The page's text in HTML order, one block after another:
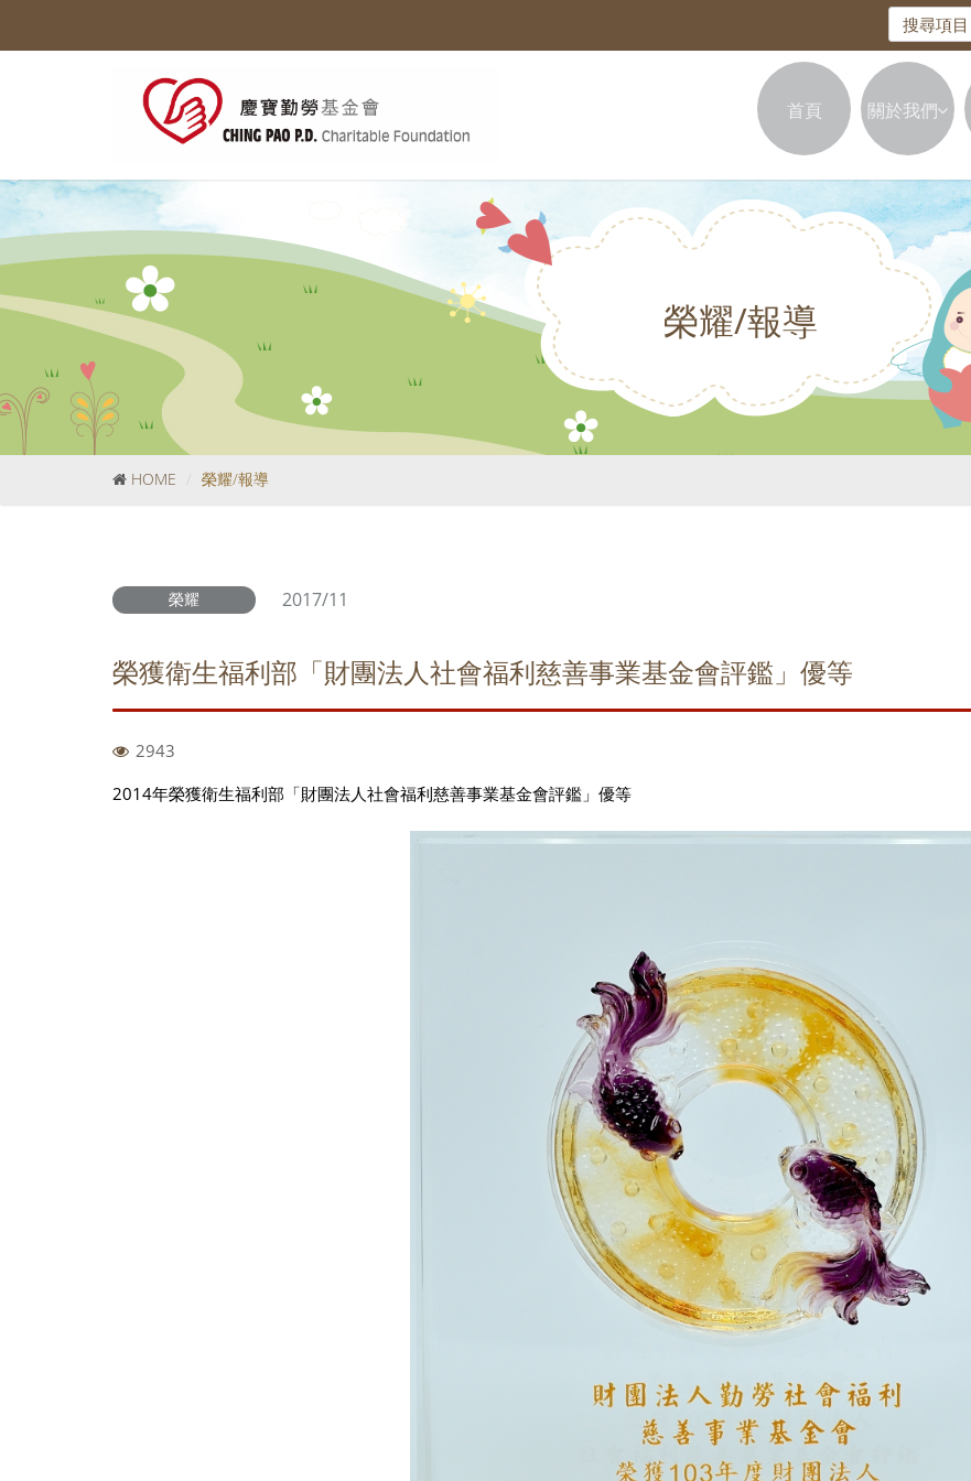
搜尋項目
首頁 關於我們
榮耀/報導
HOME 榮耀/報導
榮耀 2017/11
榮獲衛生福利部「財團法人社會福利慈善事業基金會評鑑」優等
2943
2014年榮獲衛生福利部「財團法人社會福利慈善事業基金會評鑑」優等